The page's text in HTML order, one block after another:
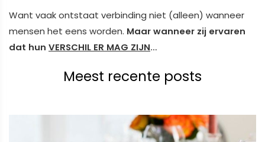
Want vaak ontstaat verbinding niet (alleen) wanneer
mensen het eens worden. Maar wanneer zij ervaren
dat hun VERSCHIL ER MAG ZIJN…
Meest recente posts